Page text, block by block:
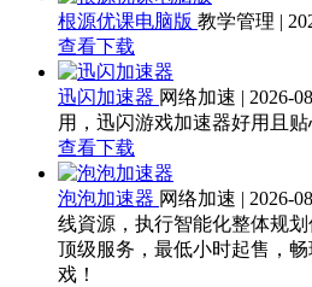
根源优课电脑版 教学管理 |
查看下载
迅闪加速器 网络加速 | 2026-
用，迅闪游戏加速器好用且
查看下载
泡泡加速器 网络加速 | 2026-
线資源，执行智能化整体规
顶级服务，最低小时起售，
戏！